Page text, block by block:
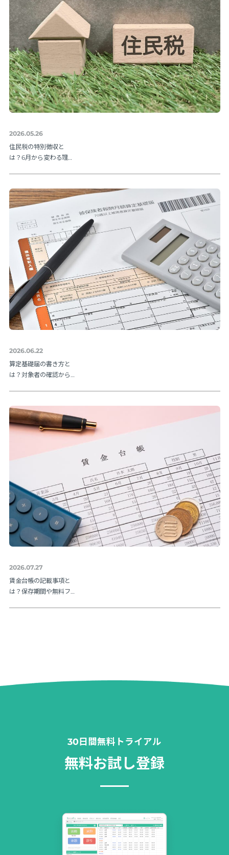
2026.05.26
住民税の特別徴収と
は？6月から変わる理由
2026.06.22
算定基礎届の書き方と
は？対象者の確認から
版】
2026.07.27
賃金台帳の記載事項と
は？保存期間や無料フ
30日間無料トライアル
無料お試し登録